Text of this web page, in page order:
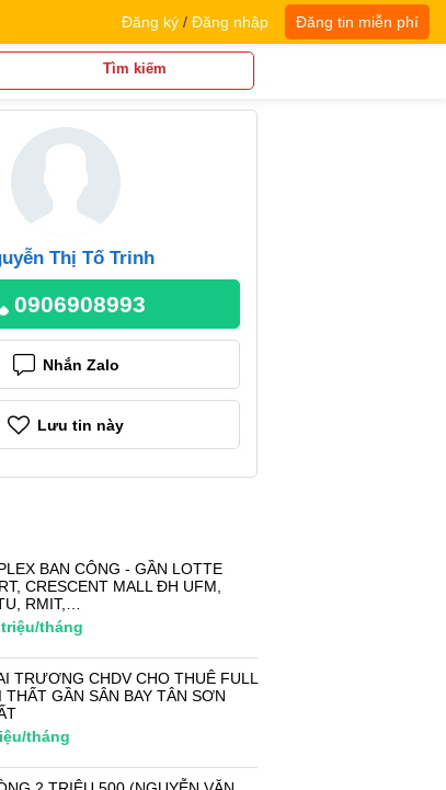
Đăng ký / Đăng nhập Đăng tin miễn phí
Tìm kiếm
Thị Tố Trinh
0906908993
Nhắn Zalo
Lưu tin này
BAN CÔNG - GẦN LOTTE
CRESCENT MALL ĐH UFM,
RMIT,…
triệu/tháng
TRƯƠNG CHDV CHO THUÊ FULL
THẤT GẦN SÂN BAY TÂN SƠN
tháng